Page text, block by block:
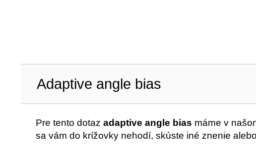
Adaptive angle bias
Pre tento dotaz adaptive angle bias máme v
sa vám do krížovky nehodí, skúste iné znenie